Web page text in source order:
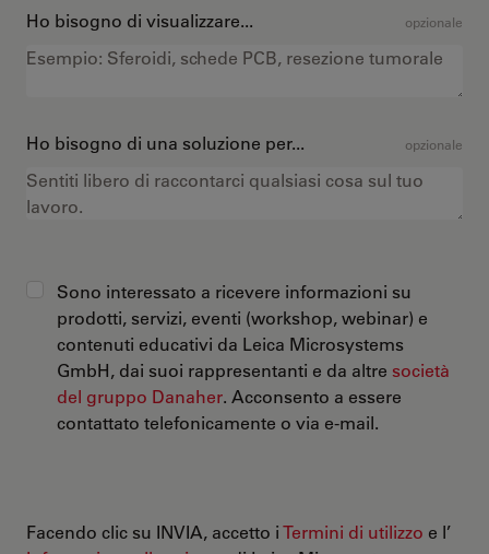
Ho bisogno di visualizzare... opzionale
Ho bisogno di una soluzione per... opzionale
Sono interessato a ricevere informazioni su
prodotti, servizi, eventi (workshop, webinar) e
contenuti educativi da Leica Microsystems
GmbH, dai suoi rappresentanti e da altre società
del gruppo Danaher. Acconsento a essere
contattato telefonicamente o via e-mail.
Facendo clic su INVIA, accetto iTermini di utilizzo e l’